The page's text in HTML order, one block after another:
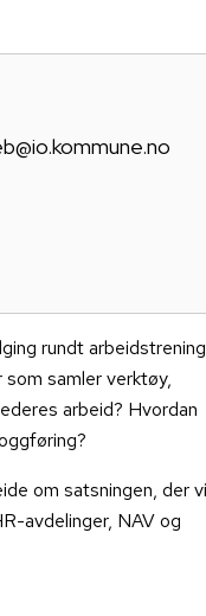
rundt
samler verktøy,
arbeid? Hvordan
om satsningen, der vi
avdelinger, NAV og